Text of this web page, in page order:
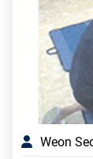
Weon